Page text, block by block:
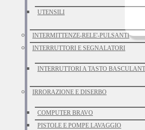
UTENSILI
INTERMITTENZE-RELE'-PULSANTI
INTERRUTTORI E SEGNALATORI
INTERRUTTORI A TASTO
IRRORAZIONE E DISERBO
COMPUTER BRAVO
PISTOLE E POMPE LAVAGGIO